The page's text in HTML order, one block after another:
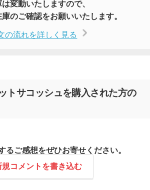
変動いたしますので、
のご確認をお願いいたします。
の流れを詳しく見る
トサコッシュを購入された方の
るご感想をぜひお寄せください。
規コメントを書き込む